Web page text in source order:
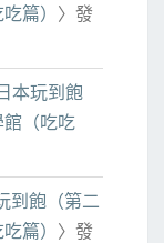
篇） 〉發
本玩到飽
館（吃吃
到飽（第二
篇） 〉發